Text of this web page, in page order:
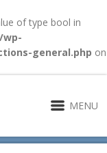
of type bool in
wp-
general.php on
MENU